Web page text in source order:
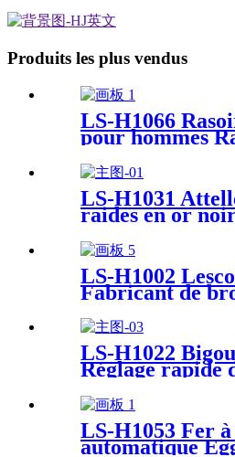
peau stylo stylo
Produits les plus vendus
LS-H1066
pour hommes
étanches
pour hommes
barbe
LS-H1031
raides en or
haute chaleur
bouclés et
professionnels
LS-H1002
Fabricant de
fonction anti-
LS-H1022
Réglage rapide
Portable USB
Rotatif
Hair Culer
LS-H1053 Fer
automatique